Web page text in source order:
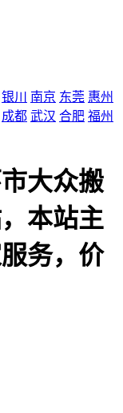
银川 南京 东莞 惠州
成都 武汉 合肥 福州
大众搬
本站主
务，价